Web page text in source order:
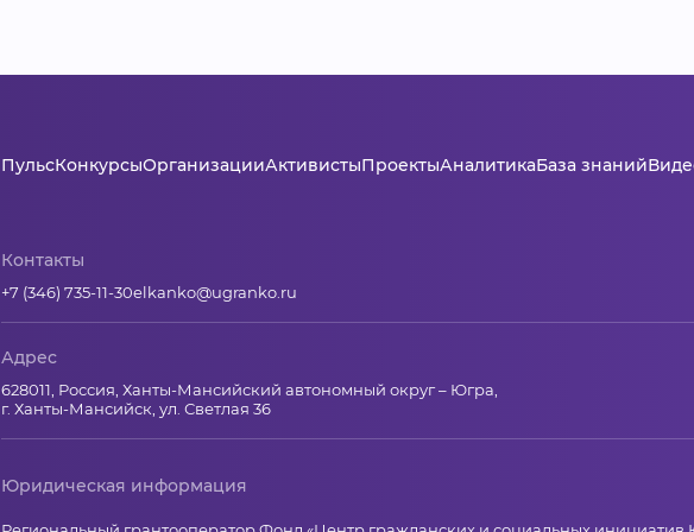
ПульсКонкурсыОрганизацииАктивистыПроектыАналитикаБаза знаний
Контакты
+7 (346) 735-11-30elkanko@ugranko.ru
Адрес
628011, Россия, Ханты-Мансийский автономный округ – Югра,
г. Ханты-Мансийск, ул. Светлая 36
Юридическая информация